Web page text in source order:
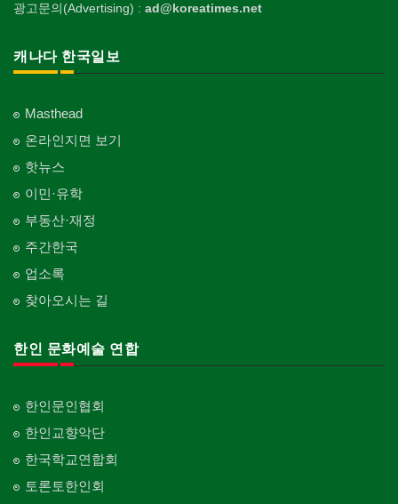
광고문의(Advertising) : ad@koreatimes.net
캐나다 한국일보
Masthead
온라인지면 보기
핫뉴스
이민·유학
부동산·재정
주간한국
업소록
찾아오시는 길
한인 문화예술 연합
한인문인협회
한인교향악단
한국학교연합회
토론토한인회